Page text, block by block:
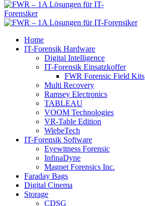
Home
IT-Forensik Hardware
Digital Intelligence
IT-Forensik Einsatzkoffer
FWR Forensic Field Kits
Multi Recovery
Ramsey Electronics
TABLEAU
VOOM Technologies
VR-Table Edition
WiebeTech
IT-Forensik Software
Eyewitness Forensic
InfinaDyne
Magnet Forensics Inc.
Faraday Bags
Digital Cinema
Storage
CDSG